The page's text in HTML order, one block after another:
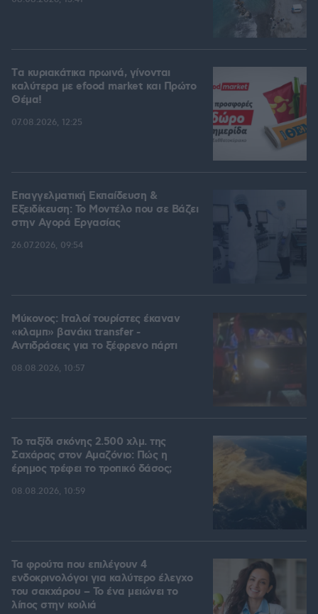
Tα κυριακάτικα πρωινά, γίνονται
καλύτερα με efood market και Πρώτο
Θέμα!
07.08.2026, 12:25
Επαγγελματική Εκπαίδευση &
Εξειδίκευση: Το Mοντέλο που σε Bάζει
στην Aγορά Eργασίας
26.07.2026, 09:54
Μύκονος: Ιταλοί τουρίστες έκαναν
«κλαμπ» βανάκι transfer -
Αντιδράσεις για το ξέφρενο πάρτι
08.08.2026, 10:57
Το ταξίδι σκόνης 2.500 χλμ. της
Σαχάρας στον Αμαζόνιο: Πώς η
έρημος τρέφει το τροπικό δάσος;
08.08.2026, 10:59
Τα φρούτα που επιλέγουν 4
ενδοκρινολόγοι για καλύτερο έλεγχο
του σακχάρου – Το ένα μειώνει το
λίπος στην κοιλιά